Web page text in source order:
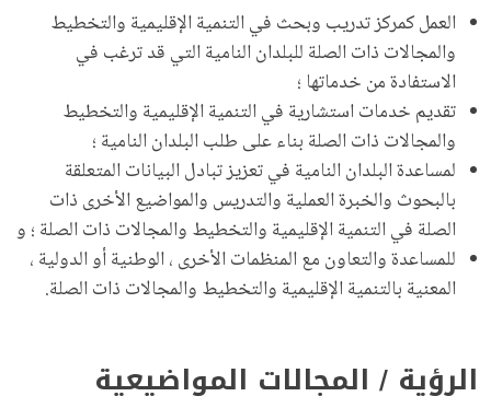
العمل كمركز تدريب وبحث في التنمية الإقليمية والتخطيط
والمجالات ذات الصلة للبلدان النامية التي قد ترغب في
الاستفادة من خدماتها ؛
تقديم خدمات استشارية في التنمية الإقليمية والتخطيط
والمجالات ذات الصلة بناء على طلب البلدان النامية ؛
لمساعدة البلدان النامية في تعزيز تبادل البيانات المتعلقة
بالبحوث والخبرة العملية والتدريس والمواضيع الأخرى ذات
الصلة في التنمية الإقليمية والتخطيط والمجالات ذات الصلة ؛ و
للمساعدة والتعاون مع المنظمات الأخرى ، الوطنية أو الدولية ،
المعنية بالتنمية الإقليمية والتخطيط والمجالات ذات الصلة.
الرؤية / المجالات المواضيعية